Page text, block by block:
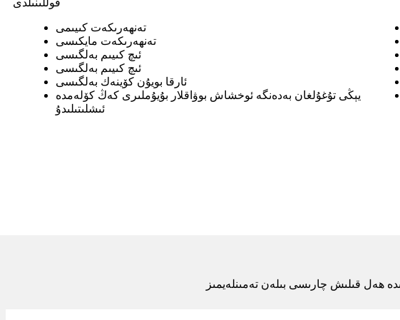
تەنھەرىكەت كىيىمى
تەنھەرىكەت مايكىسى
ئىچ كىيىم بەلگىسى
ئىچ كىيىم بەلگىسى
ئارقا بويۇن كۆينەك بەلگىسى
يېڭى تۇغۇلغان بەدەنگە ئوخشاش بوۋاقلار بۇيۇملىرى كەڭ كۆلەمدە
ئىشلىتىلىدۇ